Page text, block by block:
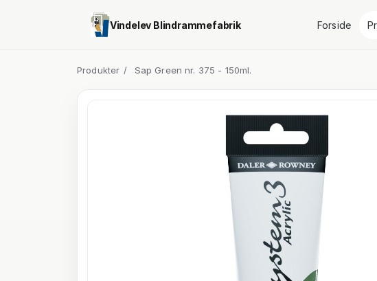
Vindelev Blindrammefabrik Forside
Produkter / Sap Green nr. 375 - 150ml.